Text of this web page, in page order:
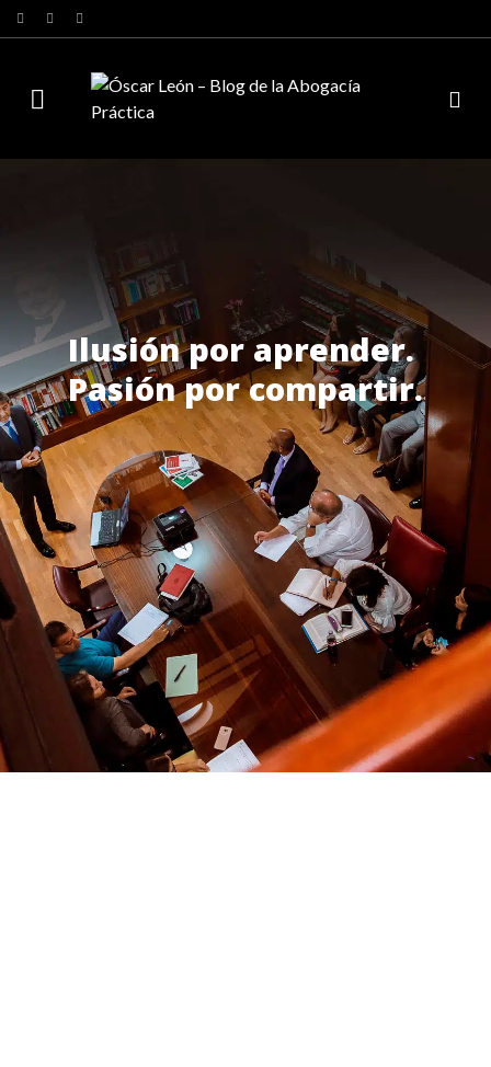
Ilusión por aprender.
Pasión por compartir.